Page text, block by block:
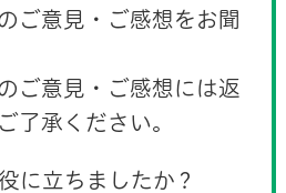
ご意見・ご感想をお聞
ご意見・ご感想には返
了承ください。
に立ちましたか？